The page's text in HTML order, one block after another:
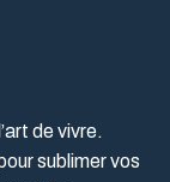
de vivre.
sublimer vos